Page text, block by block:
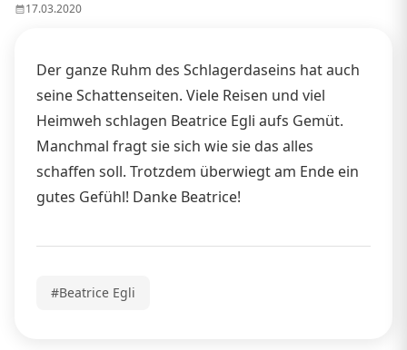
17.03.2020
Der ganze Ruhm des Schlagerdaseins hat auch
seine Schattenseiten. Viele Reisen und viel
Heimweh schlagen Beatrice Egli aufs Gemüt.
Manchmal fragt sie sich wie sie das alles
schaffen soll. Trotzdem überwiegt am Ende ein
gutes Gefühl! Danke Beatrice!
#Beatrice Egli